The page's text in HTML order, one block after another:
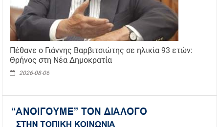
Πέθανε ο Γιάννης Βαρβιτσιώτης σε ηλικία 93 ετών:
Θρήνος στη Νέα Δημοκρατία
2026-08-06